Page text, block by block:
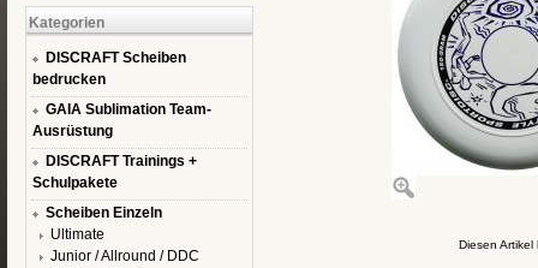
Kategorien
DISCRAFT Scheiben
bedrucken
GAIA Sublimation Team-
Ausrüstung
DISCRAFT Trainings +
Schulpakete
Scheiben Einzeln
Ultimate
Junior / Allround / DDC
Diesen